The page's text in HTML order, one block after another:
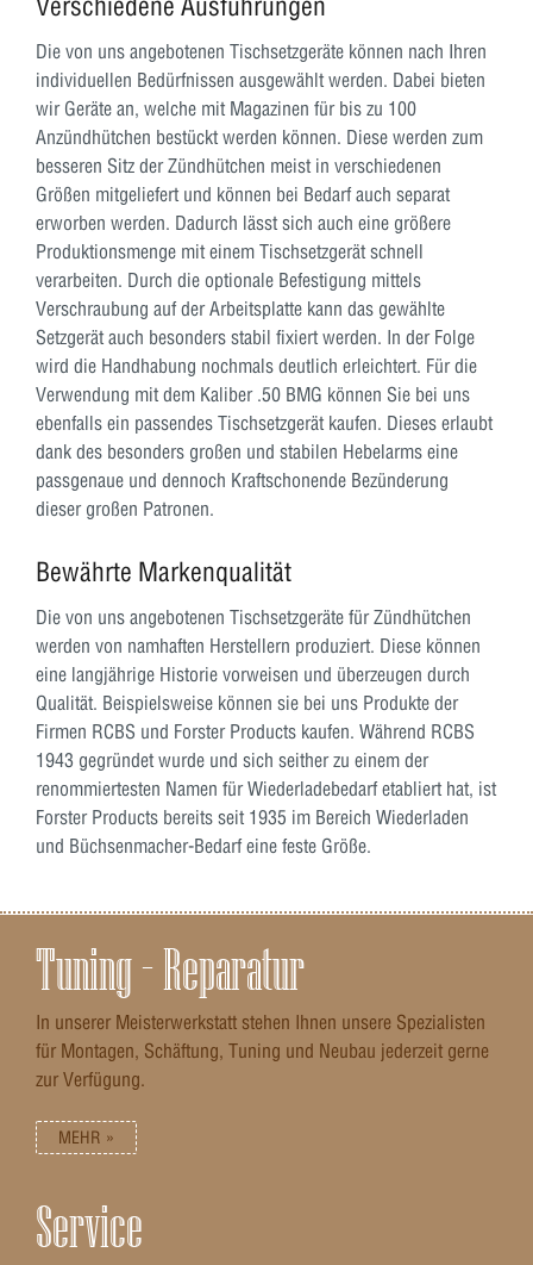
Die von uns angebotenen Tischsetzgeräte können nach Ihren
individuellen Bedürfnissen ausgewählt werden. Dabei bieten
wir Geräte an, welche mit Magazinen für bis zu 100
Anzündhütchen bestückt werden können. Diese werden zum
besseren Sitz der Zündhütchen meist in verschiedenen
Größen mitgeliefert und können bei Bedarf auch separat
erworben werden. Dadurch lässt sich auch eine größere
Produktionsmenge mit einem Tischsetzgerät schnell
verarbeiten. Durch die optionale Befestigung mittels
Verschraubung auf der Arbeitsplatte kann das gewählte
Setzgerät auch besonders stabil fixiert werden. In der Folge
wird die Handhabung nochmals deutlich erleichtert. Für die
Verwendung mit dem Kaliber .50 BMG können Sie bei uns
ebenfalls ein passendes Tischsetzgerät kaufen. Dieses erlaubt
dank des besonders großen und stabilen Hebelarms eine
passgenaue und dennoch Kraftschonende Bezünderung
dieser großen Patronen.
Bewährte Markenqualität
Die von uns angebotenen Tischsetzgeräte für Zündhütchen
werden von namhaften Herstellern produziert. Diese können
eine langjährige Historie vorweisen und überzeugen durch
Qualität. Beispielsweise können sie bei uns Produkte der
Firmen RCBS und Forster Products kaufen. Während RCBS
1943 gegründet wurde und sich seither zu einem der
renommiertesten Namen für Wiederladebedarf etabliert hat, ist
Forster Products bereits seit 1935 im Bereich Wiederladen
und Büchsenmacher-Bedarf eine feste Größe.
Tuning – Reparatur
In unserer Meisterwerkstatt stehen Ihnen unsere Spezialisten
für Montagen, Schäftung, Tuning und Neubau jederzeit gerne
zur Verfügung.
MEHR »
Service